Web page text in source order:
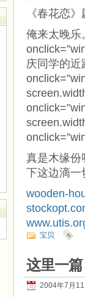
《春花恋
俺来太晚乐
庆同学的
真是木缘份
下这边滴一
wooden-
宝贝
这里一篇
2004年7月